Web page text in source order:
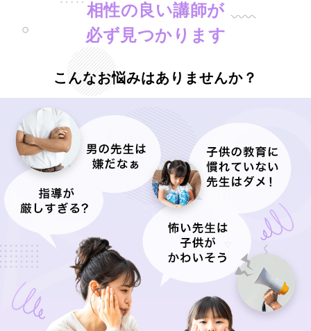
相性の良い講師が
必ず見つかります
こんなお悩みはありませんか？